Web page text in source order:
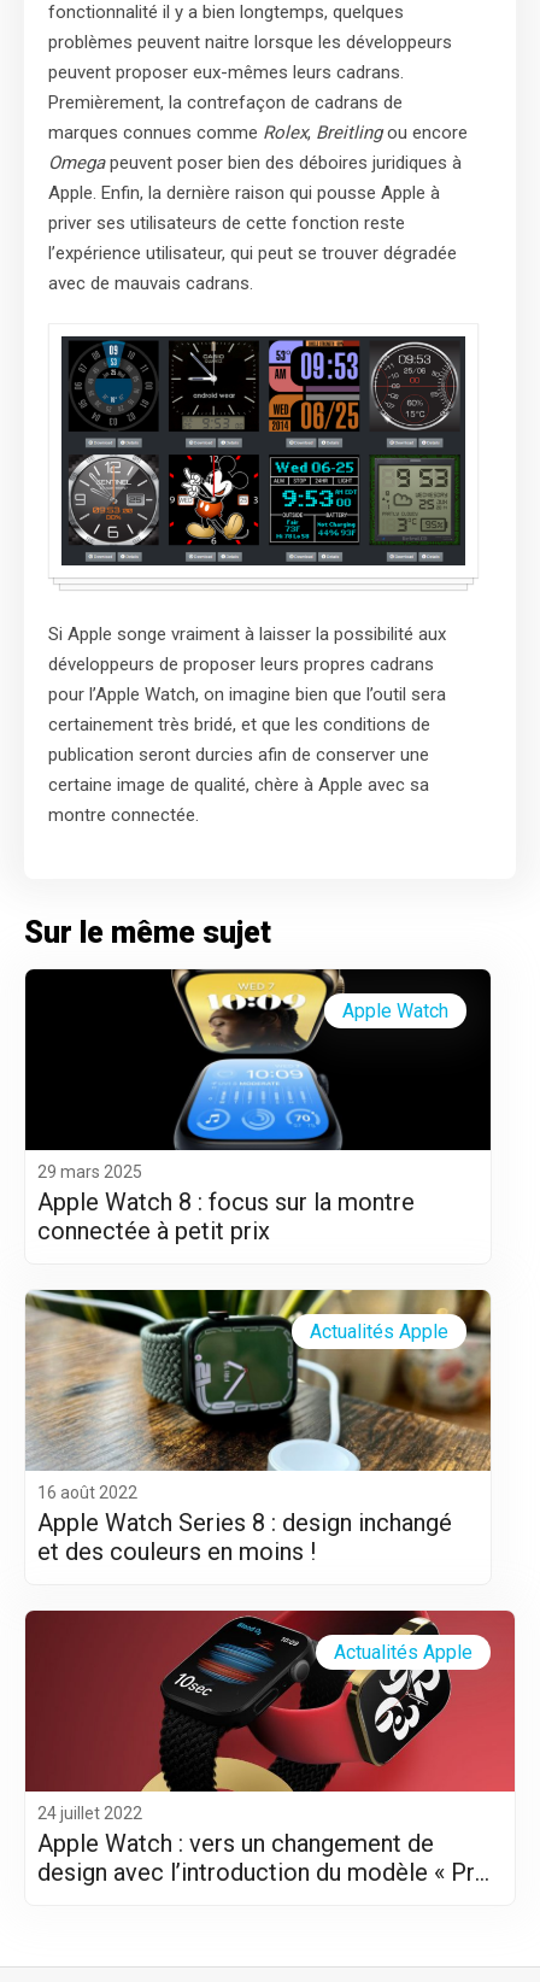
fonctionnalité il y a bien longtemps, quelques
problèmes peuvent naitre lorsque les développeurs
peuvent proposer eux-mêmes leurs cadrans.
Premièrement, la contrefaçon de cadrans de
marques connues comme Rolex, Breitlingou encore
Omegapeuvent poser bien des déboires juridiques à
Apple. Enfin, la dernière raison qui pousse Apple à
priver ses utilisateurs de cette fonction reste
l’expérience utilisateur, qui peut se trouver dégradée
avec de mauvais cadrans.
Si Apple songe vraiment à laisser la possibilité aux
développeurs de proposer leurs propres cadrans
pour l’Apple Watch, on imagine bien que l’outil sera
certainement très bridé, et que les conditions de
publication seront durcies afin de conserver une
certaine image de qualité, chère à Apple avec sa
montre connectée.
Sur le même sujet
29 mars 2025
Apple Watch 8 : focus sur la montre
connectée à petit prix
Apple Watch
16 août 2022
Apple Watch Series 8 : design inchangé
et des couleurs en moins !
Actualités Apple
24 juillet 2022
Apple Watch : vers un changement de
design avec l’introduction du modèle « Pro
Actualités Apple